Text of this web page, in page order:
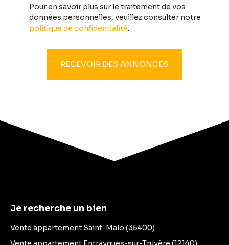
Pour en savoir plus sur le traitement de vos
données personnelles, veuillez consulter notre
politique de confidentialité.
RECEVOIR DES ANNONCES
Je recherche un bien
Vente appartement Saint-Malo (35400)